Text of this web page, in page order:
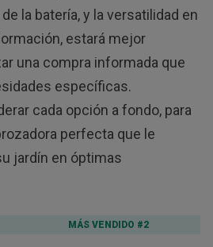
la batería, y la versatilidad en
estará mejor
una compra informada que
específicas.
cada opción a fondo, para
perfecta que le
jardín en óptimas
MÁS VENDIDO #2